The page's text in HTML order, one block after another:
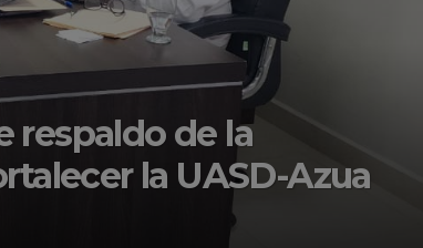
semestre del año en
2027